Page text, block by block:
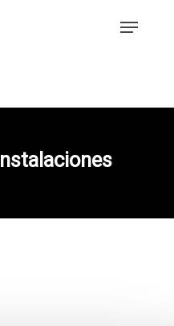
Menu